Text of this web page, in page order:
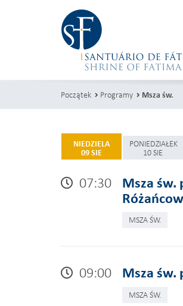
Początek Programy Msza św.
NIEDZIELA
09 SIE
PONIEDZIAŁEK
10 SIE
07:30 Msza
MSZA ŚW.
09:00 Msza św.
MSZA ŚW.